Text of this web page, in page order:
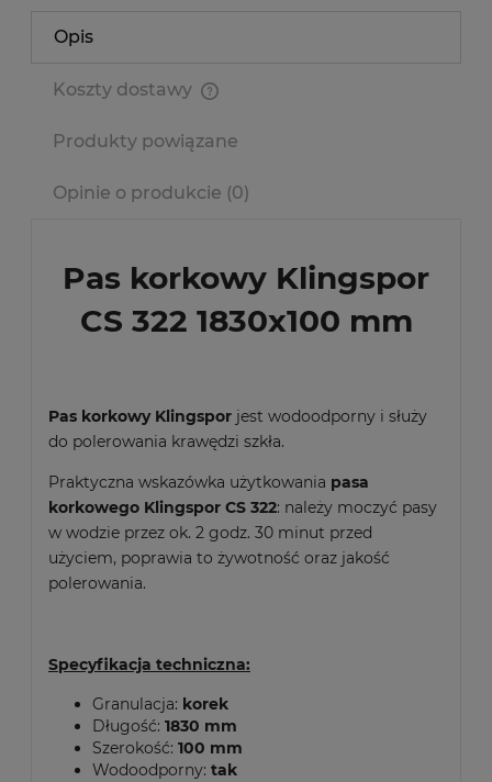
Opis
Koszty dostawy
Produkty powiązane
Opinie o produkcie (0)
Pas korkowy Klingspor
CS 322 1830x100 mm
Pas korkowy Klingspor jest wodoodporny i służy
do polerowania krawędzi szkła.
Praktyczna wskazówka użytkowania pasa
korkowego Klingspor CS 322: należy moczyć pasy
w wodzie przez ok. 2 godz. 30 minut przed
użyciem, poprawia to żywotność oraz jakość
polerowania.
Specyfikacja techniczna:
Granulacja: korek
Długość: 1830 mm
Szerokość: 100 mm
Wodoodporny: tak